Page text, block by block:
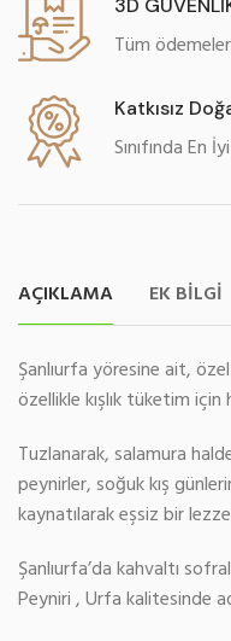
3D
Tüm
Katkısız
Sınıfında En
AÇIKLAMA EK BILGI
Şanlıurfa yöresine ait,
özellikle kışlık tüketim için
Tuzlanarak, salamura
peynirler, soğuk kış
kaynatılarak eşsiz bir
Şanlıurfa’da kahvaltı
Peyniri , Urfa kalitesinde